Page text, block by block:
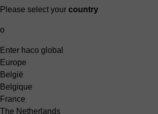
Please select your country
o
Enter haco global
Europe
België
Belgique
France
The Netherlands